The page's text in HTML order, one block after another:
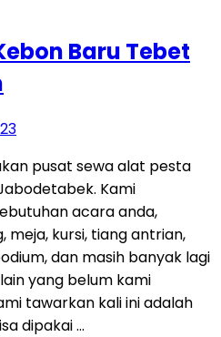
Baru Tebet
pusat sewa alat pesta
Kami
acara anda,
meja, kursi, tiang antrian,
dan masih banyak lagi
yang belum kami
tawarkan kali ini adalah
dipakai …